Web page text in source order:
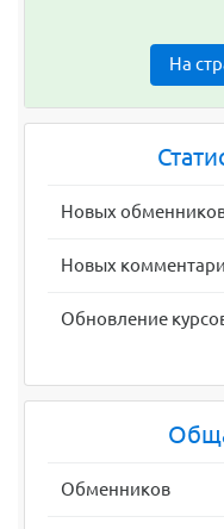
На
Новых
Новых
Обновление
Обменников